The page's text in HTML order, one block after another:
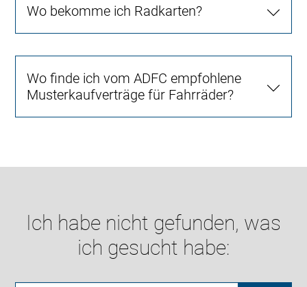
Wo bekomme ich Radkarten?
Wo finde ich vom ADFC empfohlene
Musterkaufverträge für Fahrräder?
Ich habe nicht gefunden, was
ich gesucht habe: